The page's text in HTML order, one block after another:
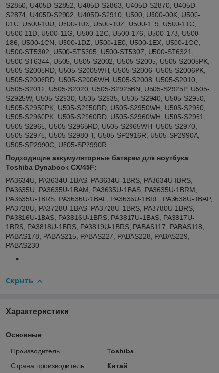
S2850, U405D-S2852, U405D-S2863, U405D-S2870, U405D-
S2874, U405D-S2902, U405D-S2910, U500, U500-00K, U500-
01C, U500-10U, U500-10X, U500-10Z, U500-119, U500-11C,
U500-11D, U500-11G, U500-12C, U500-176, U500-178, U500-
186, U500-1CN, U500-1DZ, U500-1E0, U500-1EX, U500-1GC,
U500-ST5302, U500-ST5305, U500-ST5307, U500-ST6321,
U500-ST6344, U505, U505-S2002, U505-S2005, U505-S2005PK,
U505-S2005RD, U505-S2005WH, U505-S2006, U505-S2006PK,
U505-S2006RD, U505-S2006WH, U505-S2008, U505-S2010,
U505-S2012, U505-S2020, U505-S2925BN, U505-S2925P, U505-
S2925W, U505-S2930, U505-S2935, U505-S2940, U505-S2950,
U505-S2950PK, U505-S2950RD, U505-S2950WH, U505-S2960,
U505-S2960PK, U505-S2960RD, U505-S2960WH, U505-S2961,
U505-S2965, U505-S2965RD, U505-S2965WH, U505-S2970,
U505-S2975, U505-S2980-T, U505-SP2916R, U505-SP2990A,
U505-SP2990C, U505-SP2990R
Подходящие аккумуляторные батареи для ноутбука
Toshiba Dynabook CX/45F:
PA3634U, PA3634U-1BAS, PA3634U-1BRS, PA3634U-IBRS,
PA3635U, PA3635U-1BAM, PA3635U-1BAS, PA3635U-1BRM,
PA3635U-1BRS, PA3636U-1BAL, PA3636U-1BRL, PA3638U-1BAP,
PA3728U, PA3728U-1BAS, PA3728U-1BRS, PA3780U-1BRS,
PA3816U-1BAS, PA3816U-1BRS, PA3817U-1BAS, PA3817U-
1BRS, PA3818U-1BRS, PA3819U-1BRS, PABAS117, PABAS118,
PABAS178, PABAS215, PABAS227, PABAS228, PABAS229,
PABAS230
Скрыть
Характеристики
Основные
Производитель
Toshiba
Страна производитель
Китай